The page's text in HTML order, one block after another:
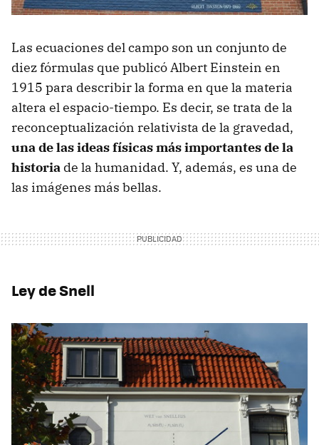
Las ecuaciones del campo son un conjunto de
diez fórmulas que publicó Albert Einstein en
1915 para describir la forma en que la materia
altera el espacio-tiempo. Es decir, se trata de la
reconceptualización relativista de la gravedad,
una de las ideas físicas más importantes de la
historia de la humanidad. Y, además, es una de
las imágenes más bellas.
Ley de Snell